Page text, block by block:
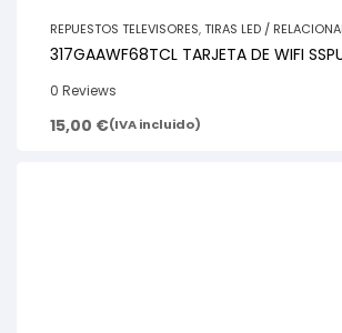
REPUESTOS TELEVISORES,TIRAS LED /
317GAAWF68TCL TARJETA DE WIFI
0 Reviews
15,00 €(IVA incluido)